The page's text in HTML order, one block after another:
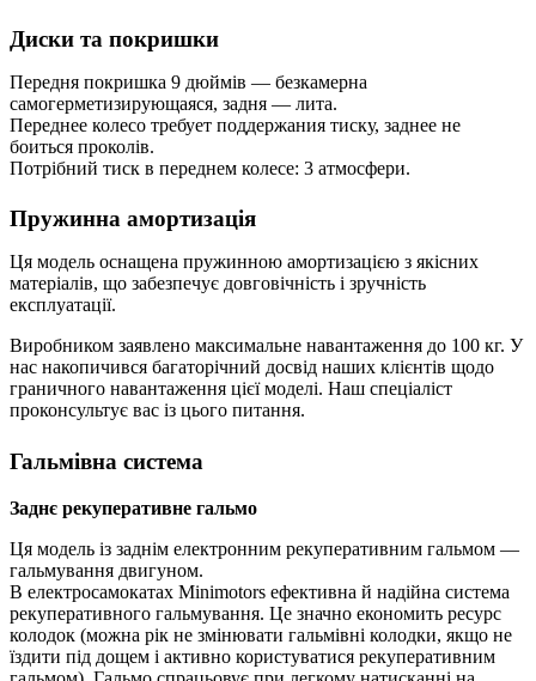
Диски та покришки
Передня покришка 9 дюймів — безкамерна
самогерметизирующаяся, задня — лита.
Переднее колесо требует поддержания тиску, заднее не
боиться проколів.
Потрібний тиск в переднем колесе: 3 атмосфери.
Пружинна амортизація
Ця модель оснащена пружинною амортизацією з якісних
матеріалів, що забезпечує довговічність і зручність
експлуатації.
Виробником заявлено максимальне навантаження до 100 кг. У
нас накопичився багаторічний досвід наших клієнтів щодо
граничного навантаження цієї моделі. Наш спеціаліст
проконсультує вас із цього питання.
Гальмівна система
Заднє рекуперативне гальмо
Ця модель із заднім електронним рекуперативним гальмом —
гальмування двигуном.
В електросамокатах Minimotors ефективна й надійна система
рекуперативного гальмування. Це значно економить ресурс
колодок (можна рік не змінювати гальмівні колодки, якщо не
їздити під дощем і активно користуватися рекуперативним